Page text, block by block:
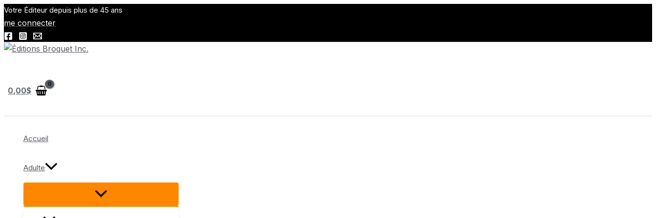
Aller
au
contenu
Votre Éditeur depuis plus de 45 ans
me connecter
0,00$
Accueil
Adulte